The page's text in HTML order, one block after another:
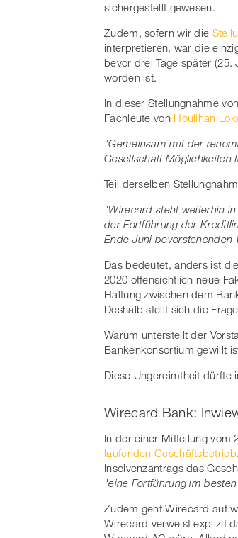
sichergestellt gewesen.
Zudem, sofern wir die
interpretieren, war die
bevor drei Tage später (25.
worden ist.
In dieser Stellungnahme
Fachleute von Houlihan
"Gemeinsam mit der
Gesellschaft Möglichkeiten
Teil derselben
"Wirecard steht weiterhin
der Fortführung der
Ende Juni bevorstehenden
Das bedeutet, anders ist
2020 offensichtlich neue
Haltung zwischen dem
Deshalb stellt sich die
Warum unterstellt der
Bankenkonsortium gewillt
Diese Ungereimtheit dürfte
Wirecard Bank:
In der einer Mitteilung
laufenden Geschäftsbetrieb
Insolvenzantrags das
"eine Fortführung im
Zudem geht Wirecard auf
Wirecard verweist explizit